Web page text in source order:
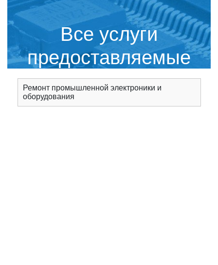
Все услуги
предоставляемые
сервисным центром
Ремонт промышленной электроники и
оборудования